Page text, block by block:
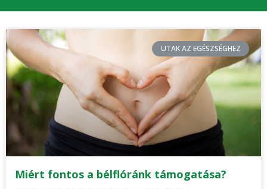
UTAK AZ EGÉSZSÉGHEZ
Miért fontos a bélflóránk támogatása?